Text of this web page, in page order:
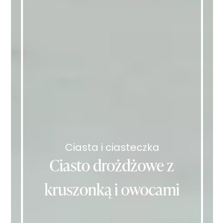
Ciasta i ciasteczka
Ciasto drożdżowe z
kruszonką i owocami